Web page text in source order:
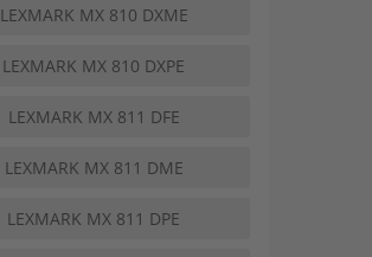
LEXMARK MX 810 DXME
LEXMARK MX 810 DXPE
LEXMARK MX 811 DFE
LEXMARK MX 811 DME
LEXMARK MX 811 DPE